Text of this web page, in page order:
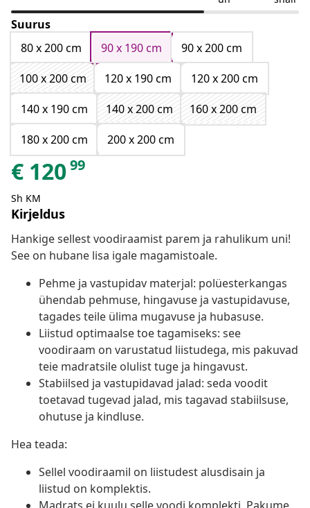
Suurus
80 x 200 cm
90 x 190 cm
90 x 200 cm
100 x 200 cm
120 x 190 cm
120 x 200 cm
140 x 190 cm
140 x 200 cm
160 x 200 cm
180 x 200 cm
200 x 200 cm
€ 12099
Sh KM
Kirjeldus
Hankige sellest voodiraamist parem ja rahulikum uni!
See on hubane lisa igale magamistoale.
Pehme ja vastupidav materjal: polüesterkangas
ühendab pehmuse, hingavuse ja vastupidavuse,
tagades teile ülima mugavuse ja hubasuse.
Liistud optimaalse toe tagamiseks: see
voodiraam on varustatud liistudega, mis pakuvad
teie madratsile olulist tuge ja hingavust.
Stabiilsed ja vastupidavad jalad: seda voodit
toetavad tugevad jalad, mis tagavad stabiilsuse,
ohutuse ja kindluse.
Hea teada:
Sellel voodiraamil on liistudest alusdisain ja
liistud on komplektis.